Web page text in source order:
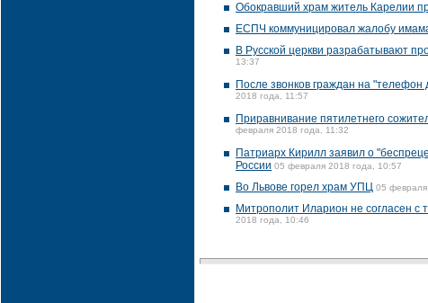
Обокравший храм житель Карелии
ЕСПЧ коммуницировал жалобу
В Русской церкви разрабатывают
13:37
После звонков граждан на
2018 года, 11:57
Приравнивание пятилетнего
февраля 2018 года, 11:32
Патриарх Кирилл заявил о
России 05 февраля 2018 года, 10:57
Во Львове горел храм УПЦ 05
Митрополит Иларион не согласен с
2018 года, 10:46